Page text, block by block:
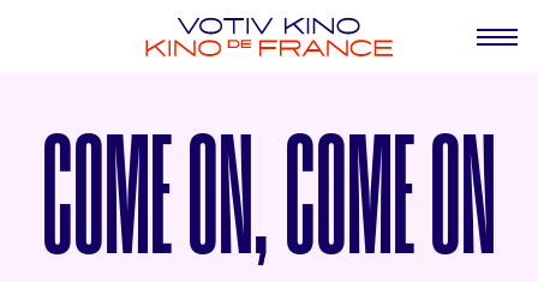
COME ON, COME ON